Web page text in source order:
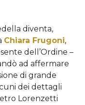
diventa,
Chiara Frugoni,
dell’Ordine –
ad affermare
di grande
dei dettagli
Lorenzetti